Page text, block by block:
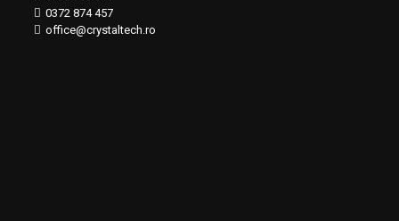
0372 874 457
office@crystaltech.ro